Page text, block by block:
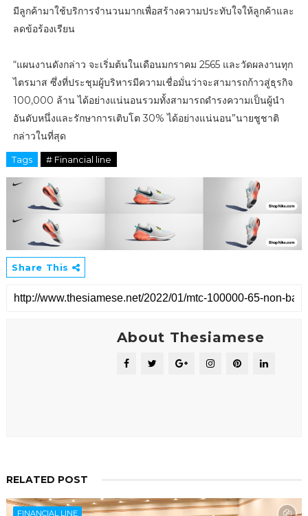
มีลูกค้ามาใช้บริการจำนวนมากเพื่อสร้างความประทับใจให้ลูกค้าและ
ลดข้อร้องเรียน
“แผนงานดังกล่าว จะเริ่มต้นในเดือนมกราคม 2565 และวัดผลงานทุก
ไตรมาส ซึ่งที่ประชุมผู้บริหารมีความเชื่อมั่นว่าจะสามารถก้าวสู่ธุรกิจ
100,000 ล้าน ได้อย่างแน่นอนรวมทั้งสามารถดำรงความเป็นผู้นำ
อันดับหนึ่งและรักษาการเติบโต 30% ได้อย่างแน่นอน”นายชูชาติ
กล่าวในที่สุด
Tags # Financial line
Share This
About Thesiamese
RELATED POST
FINANCIAL LINE